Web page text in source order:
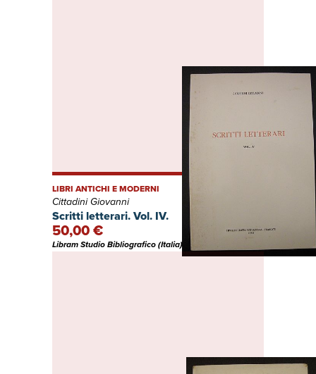
Scritti letterari. Vol. IV.
LIBRI ANTICHI E MODERNI
Cittadini Giovanni
50,00 €
Libram Studio Bibliografico (Italia)